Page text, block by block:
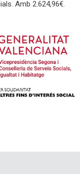
Amb 2.624,96€.